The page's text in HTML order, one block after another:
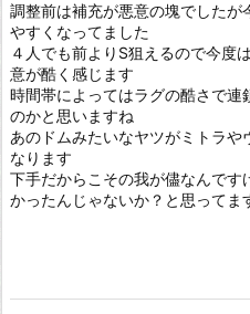
調整前は補充が悪意の塊でしたが
やすくなってました
４人でも前よりS狙えるので今度
意が酷く感じます
時間帯によってはラグの酷さで
のかと思いますね
あのドムみたいなヤツがミトラ
なります
下手だからこその我が儘なんです
かったんじゃないか？と思ってま